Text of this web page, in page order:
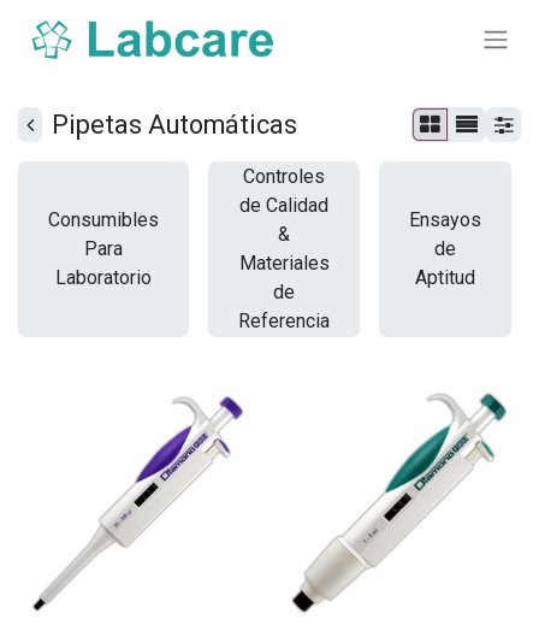
Pipetas Automáticas
Consumibles
Para
Laboratorio
Controles
de Calidad
&
Materiales
de
Referencia
Ensayos
de
Aptitud